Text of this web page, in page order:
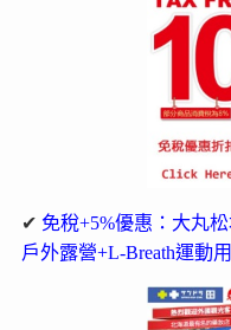
✔ 免稅+5%優惠：大丸
戶外露營+L-Breath運動